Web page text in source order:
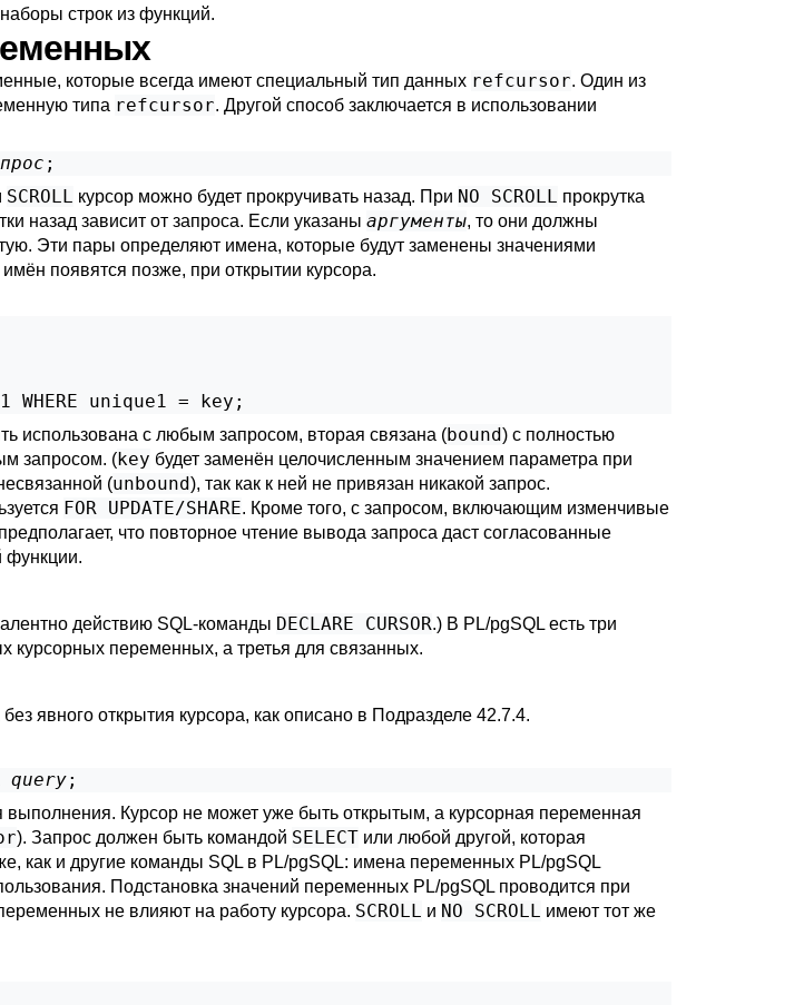
строк из функций.
которые всегда имеют специальный тип данных refcursor. Один из
типа refcursor. Другой способ заключается в использовании
SCROLL курсор можно будет прокручивать назад. При NO SCROLL прокрутка
назад зависит от запроса. Если указаны аргументы, то они должны
Эти пары определяют имена, которые будут заменены значениями
появятся позже, при открытии курсора.
WHERE unique1 = key;
использована с любым запросом, вторая связана (bound) с полностью
запросом. (key будет заменён целочисленным значением параметра при
(unbound), так как к ней не привязан никакой запрос.
FOR UPDATE/SHARE. Кроме того, с запросом, включающим изменчивые
предполагает, что повторное чтение вывода запроса даст согласованные
функции.
действию SQL-команды DECLARE CURSOR.) В PL/pgSQL есть три
курсорных переменных, а третья для связанных.
без явного открытия курсора, как описано в Подразделе 42.7.4.
query;
выполнения. Курсор не может уже быть открытым, а курсорная переменная
). Запрос должен быть командой SELECT или любой другой, которая
как и другие команды SQL в PL/pgSQL: имена переменных PL/pgSQL
Подстановка значений переменных PL/pgSQL проводится при
не влияют на работу курсора. SCROLL и NO SCROLL имеют тот же